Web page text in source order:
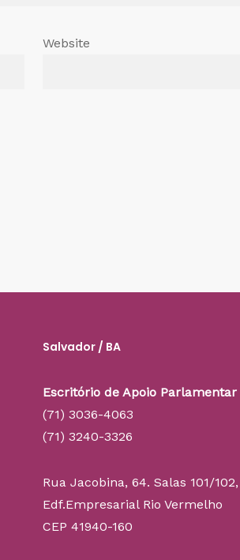
Website
Salvador / BA
Escritório de Apoio Parlamentar
(71) 3036-4063
(71) 3240-3326
Rua Jacobina, 64. Salas 101/102,
Edf.Empresarial Rio Vermelho
CEP 41940-160